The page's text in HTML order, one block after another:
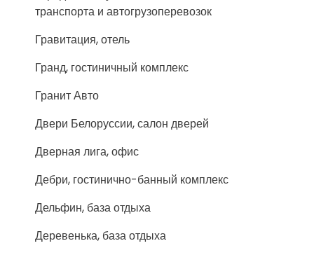
транспорта и автогрузоперевозок
Гравитация, отель
Гранд, гостиничный комплекс
Гранит Авто
Двери Белоруссии, салон дверей
Дверная лига, офис
Дебри, гостинично-банный комплекс
Дельфин, база отдыха
Деревенька, база отдыха